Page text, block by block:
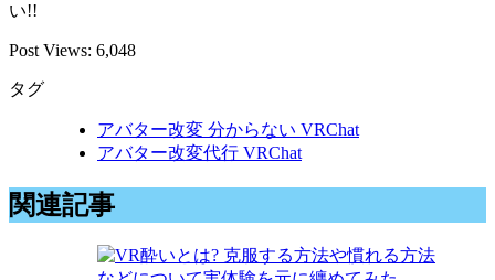
い!!
Post Views: 6,048
タグ
アバター改変 分からない VRChat
アバター改変代行 VRChat
関連記事